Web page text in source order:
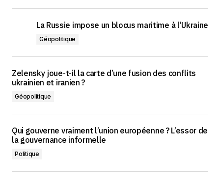
La Russie impose un blocus maritime à l’Ukraine
Géopolitique
Zelensky joue-t-il la carte d’une fusion des conflits
ukrainien et iranien ?
Géopolitique
Qui gouverne vraiment l’union européenne ? L’essor de
la gouvernance informelle
Politique